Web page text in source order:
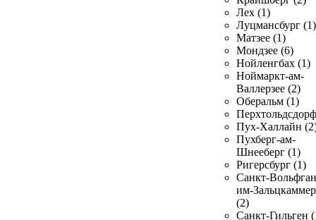
Лех (1)
Луцмансбург (1)
Матзее (1)
Мондзее (6)
Нойленгбах (1)
Ноймаркт-ам-
Валлерзее (2)
Оберальм (1)
Пух-Халлайн
Пухберг-ам-
Шнееберг (1)
Ригерсбург (1)
Санкт-
им-
(2)
Санкт-Гильген